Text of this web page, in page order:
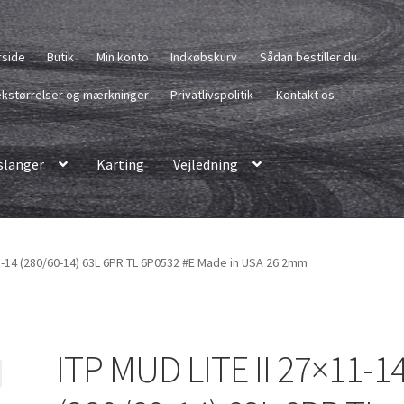
Butik Min konto Indkøbskurv Sådan bestiller du
og mærkninger Privatlivspolitik Kontakt os
Karting
Vejledning
14 (280/60-14) 63L 6PR TL 6P0532 #E Made in USA 26.2mm
ITP MUD LITE II 27×11-